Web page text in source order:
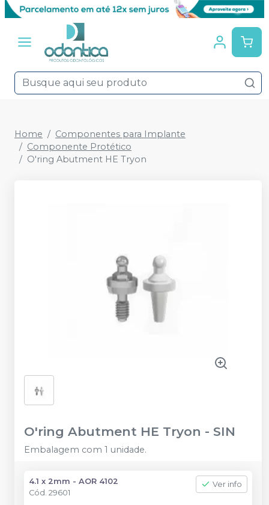
Home
Componentes para Implante
Componente Protético
O'ring Abutment HE Tryon
O'ring Abutment HE Tryon - SIN
Embalagem com 1 unidade.
4.1 x 2mm - AOR 4102
Cód. 29601
Ver info